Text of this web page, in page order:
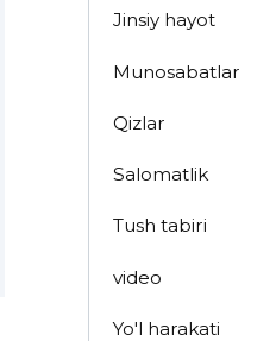
Jinsiy hayot
Munosabatlar
Qizlar
Salomatlik
Tush tabiri
video
Yo'l harakati